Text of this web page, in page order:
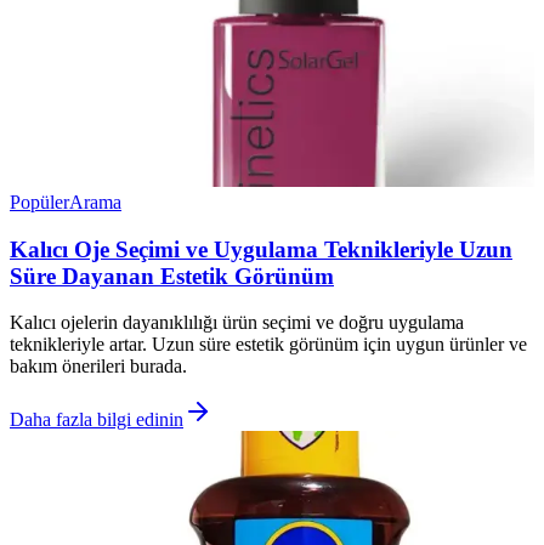
PopülerArama
Kalıcı Oje Seçimi ve Uygulama Teknikleriyle Uzun
Süre Dayanan Estetik Görünüm
Kalıcı ojelerin dayanıklılığı ürün seçimi ve doğru uygulama
teknikleriyle artar. Uzun süre estetik görünüm için uygun ürünler ve
bakım önerileri burada.
Daha fazla bilgi edinin